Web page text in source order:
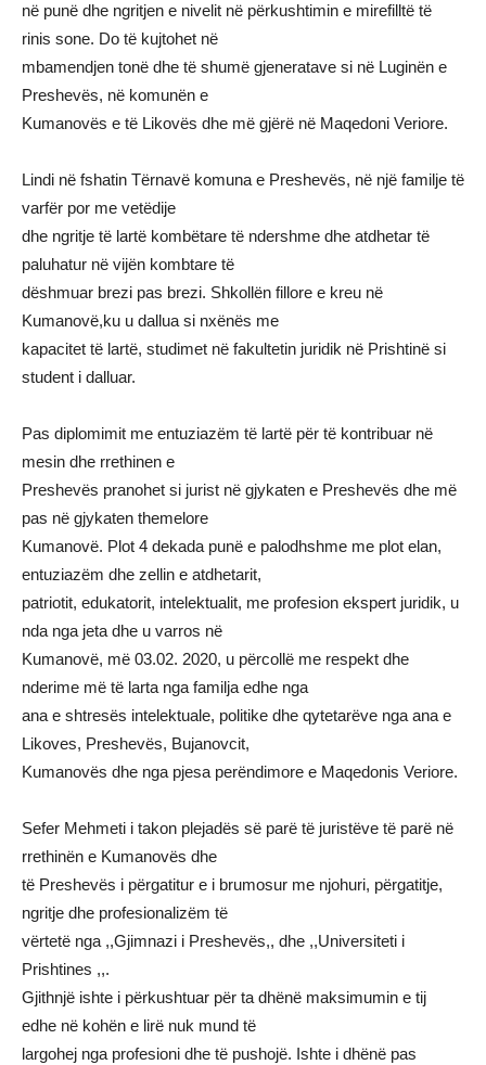
në punë dhe ngritjen e nivelit në përkushtimin e mirefilltë të
rinis sone. Do të kujtohet në
mbamendjen tonë dhe të shumë gjeneratave si në Luginën e
Preshevës, në komunën e
Kumanovës e të Likovës dhe më gjërë në Maqedoni Veriore.
Lindi në fshatin Tërnavë komuna e Preshevës, në një familje të
varfër por me vetëdije
dhe ngritje të lartë kombëtare të ndershme dhe atdhetar të
paluhatur në vijën kombtare të
dëshmuar brezi pas brezi. Shkollën fillore e kreu në
Kumanovë,ku u dallua si nxënës me
kapacitet të lartë, studimet në fakultetin juridik në Prishtinë si
student i dalluar.
Pas diplomimit me entuziazëm të lartë për të kontribuar në
mesin dhe rrethinen e
Preshevës pranohet si jurist në gjykaten e Preshevës dhe më
pas në gjykaten themelore
Kumanovë. Plot 4 dekada punë e palodhshme me plot elan,
entuziazëm dhe zellin e atdhetarit,
patriotit, edukatorit, intelektualit, me profesion ekspert juridik, u
nda nga jeta dhe u varros në
Kumanovë, më 03.02. 2020, u përcollë me respekt dhe
nderime më të larta nga familja edhe nga
ana e shtresës intelektuale, politike dhe qytetarëve nga ana e
Likoves, Preshevës, Bujanovcit,
Kumanovës dhe nga pjesa perëndimore e Maqedonis Veriore.
Sefer Mehmeti i takon plejadës së parë të juristëve të parë në
rrethinën e Kumanovës dhe
të Preshevës i përgatitur e i brumosur me njohuri, përgatitje,
ngritje dhe profesionalizëm të
vërtetë nga ,,Gjimnazi i Preshevës,, dhe ,,Universiteti i
Prishtines ,,.
Gjithnjë ishte i përkushtuar për ta dhënë maksimumin e tij
edhe në kohën e lirë nuk mund të
largohej nga profesioni dhe të pushojë. Ishte i dhënë pas